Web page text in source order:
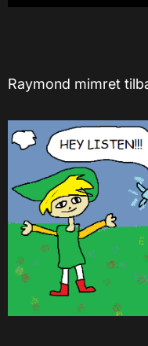
Raymond mimret